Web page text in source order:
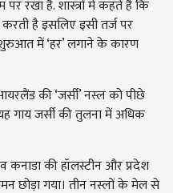
रखा है. शास्त्रों में कहतें है कि
है इसलिए इसी तर्ज पर
में ‘हर’ लगाने के कारण
की ‘जर्सी’ नस्ल को पीछे
गाय जर्सी की तुलना में अधिक
की हॉलस्टीन और प्रदेश
छोड़ा गया। तीन नस्लों के मेल से